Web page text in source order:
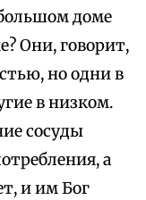
доме
Они, говорит,
но одни в
в низком.
сосуды
а
и им Бог